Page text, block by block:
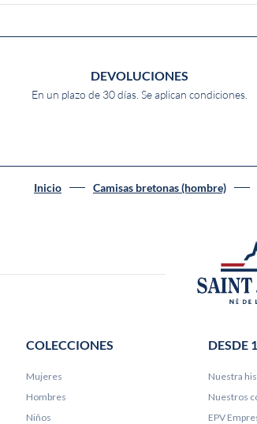
DEVOLUCIONES
En un plazo de 30 días. Se aplican condiciones.
Inicio Camisas bretonas (hombre)
COLECCIONES
Mujeres
Hombres
Niños
DESDE
Nuestra
Nuestros
EPV